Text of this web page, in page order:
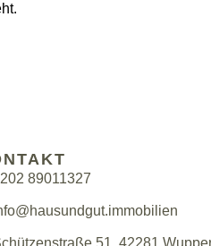
89011327